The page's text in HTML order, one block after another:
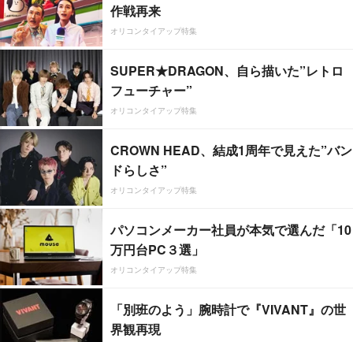
作戦再来
オリコンタイアップ特集
SUPER★DRAGON、自ら描いた”レトロ
フューチャー”
オリコンタイアップ特集
CROWN HEAD、結成1周年で見えた”バン
ドらしさ”
オリコンタイアップ特集
パソコンメーカー社員が本気で選んだ「10
万円台PC３選」
オリコンタイアップ特集
「別班のよう」腕時計で『VIVANT』の世
界観再現